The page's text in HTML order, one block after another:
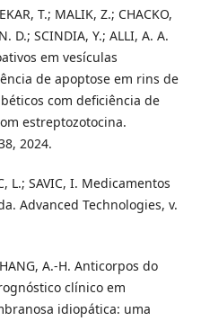
T.; MALIK, Z.; CHACKO,
D.; SCINDIA, Y.; ALLI, A. A.
em vesículas
de apoptose em rins de
com deficiência de
estreptozotocina.
2024.
L.; SAVIC, I. Medicamentos
Advanced Technologies, v.
A.-H. Anticorpos do
clínico em
idiopática: uma